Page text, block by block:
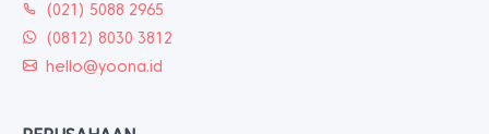
(021) 5088 2965
(0812) 8030 3812
hello@yoona.id